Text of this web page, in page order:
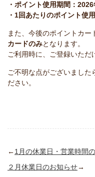
・ポイント使用期間：
・1回あたりのポイント使
また、今後のポイントカー
カードのみとなります。
ご利用時に、ご登録いただ
ご不明な点がございました
ださい。
←1月の休業日・営業時間
２月休業日のお知らせ→